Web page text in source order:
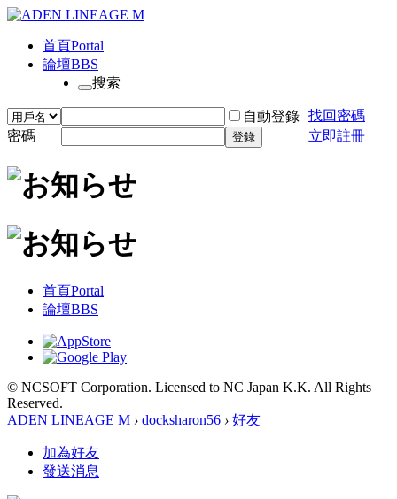
首頁Portal
論壇BBS
搜索
自動登錄 找回密碼
密碼
登錄 立即註冊
首頁Portal
論壇BBS
© NCSOFT Corporation. Licensed to NC Japan K.K. All Rights
Reserved.
ADEN LINEAGE M › docksharon56 › 好友
加為好友
發送消息